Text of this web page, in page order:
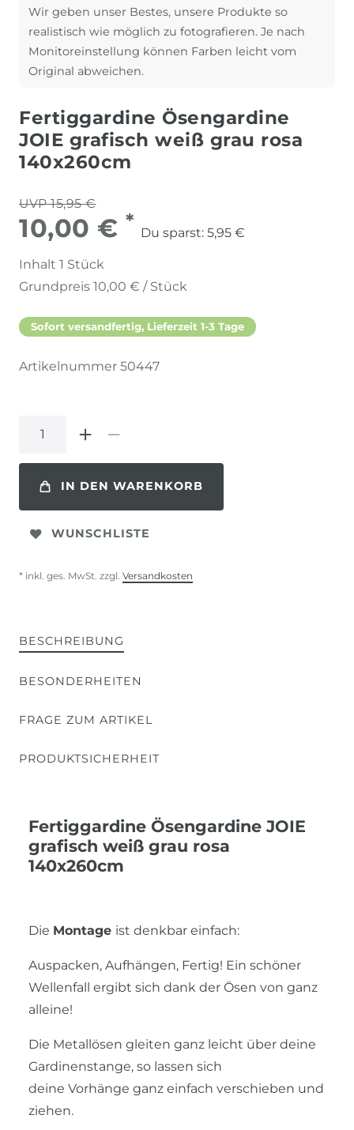
Wir geben unser Bestes, unsere Produkte so
realistisch wie möglich zu fotografieren. Je nach
Monitoreinstellung können Farben leicht vom
Original abweichen.
Fertiggardine Ösengardine
JOIE grafisch weiß grau rosa
140x260cm
UVP 15,95 €
10,00 € *
Du sparst: 5,95 €
Inhalt 1 Stück
Grundpreis 10,00 € / Stück
Sofort versandfertig, Lieferzeit 1-3 Tage
Artikelnummer 50447
IN DEN WARENKORB
WUNSCHLISTE
* inkl. ges. MwSt. zzgl. Versandkosten
BESCHREIBUNG
BESONDERHEITEN
FRAGE ZUM ARTIKEL
PRODUKTSICHERHEIT
Fertiggardine Ösengardine JOIE
grafisch weiß grau rosa
140x260cm
Die Montage ist denkbar einfach:
Auspacken, Aufhängen, Fertig! Ein schöner
Wellenfall ergibt sich dank der Ösen von ganz
alleine!
Die Metallösen gleiten ganz leicht über deine
Gardinenstange, so lassen sich
deine Vorhänge ganz einfach verschieben und
ziehen.